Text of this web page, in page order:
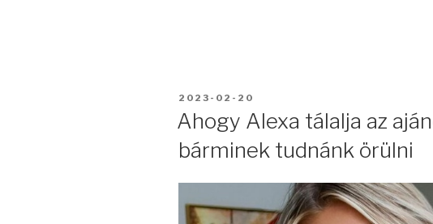
BEKÜLDVE:
2023-02-20
Ahogy Alexa tálalja az
bárminek tudnánk örülni